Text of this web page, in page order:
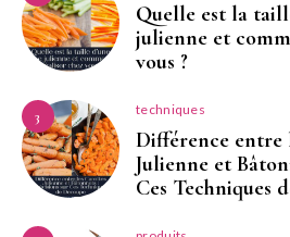
Quelle est la
julienne et
vous ?
3 techniques
Différence entre
Julienne et
Ces Techniques